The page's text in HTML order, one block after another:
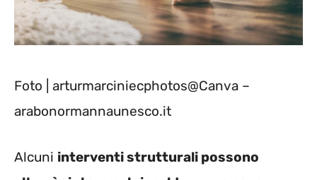
Foto | arturmarciniecphotos@Canva –
arabonormannaunesco.it
Alcuni interventi strutturali possono